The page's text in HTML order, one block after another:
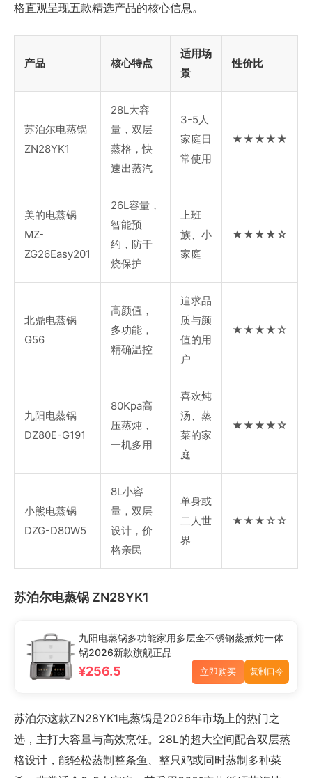
格直观呈现五款精选产品的核心信息。
产品 核心特点
适用场
景
性价比
苏泊尔电蒸锅
ZN28YK1
28L大容
量，双层
蒸格，快
速出蒸汽
3-5人
家庭日
常使用
★★★★★
美的电蒸锅
MZ-
ZG26Easy201
26L容量，
智能预
约，防干
烧保护
上班
族、小
家庭
★★★★☆
北鼎电蒸锅
G56
高颜值，
多功能，
精确温控
追求品
质与颜
值的用
户
★★★★☆
九阳电蒸锅
DZ80E-G191
80Kpa高
压蒸炖，
一机多用
喜欢炖
汤、蒸
菜的家
庭
★★★★☆
小熊电蒸锅
DZG-D80W5
8L小容
量，双层
设计，价
格亲民
单身或
二人世
界
★★★☆☆
苏泊尔电蒸锅 ZN28YK1
九阳电蒸锅多功能家用多层全不锈钢蒸煮炖一体
锅2026新款旗舰正品
¥256.5 立即购买 复制口令
苏泊尔这款ZN28YK1电蒸锅是2026年市场上的热门之
选，主打大容量与高效烹饪。28L的超大空间配合双层蒸
格设计，能轻松蒸制整条鱼、整只鸡或同时蒸制多种菜